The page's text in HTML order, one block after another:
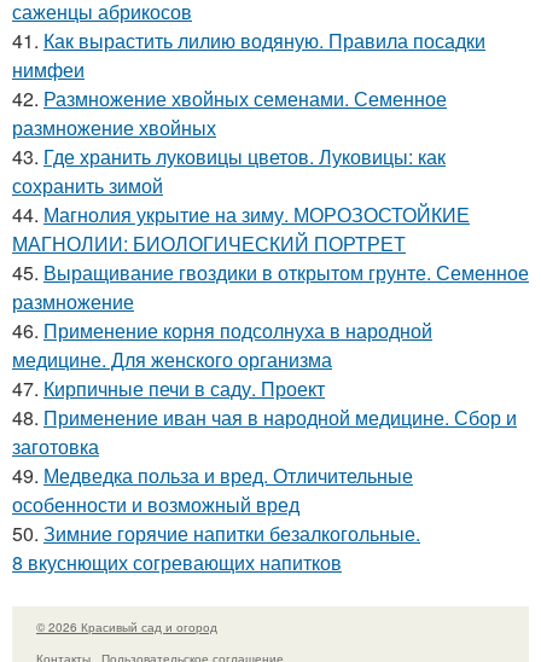
саженцы абрикосов
41. Как вырастить лилию водяную. Правила посадки
нимфеи
42. Размножение хвойных семенами. Семенное
размножение хвойных
43. Где хранить луковицы цветов. Луковицы: как
сохранить зимой
44. Магнолия укрытие на зиму. МОРОЗОСТОЙКИЕ
МАГНОЛИИ: БИОЛОГИЧЕСКИЙ ПОРТРЕТ
45. Выращивание гвоздики в открытом грунте. Семенное
размножение
46. Применение корня подсолнуха в народной
медицине. Для женского организма
47. Кирпичные печи в саду. Проект
48. Применение иван чая в народной медицине. Сбор и
заготовка
49. Медведка польза и вред. Отличительные
особенности и возможный вред
50. Зимние горячие напитки безалкогольные.
8 вкуснющих согревающих напитков
© 2026 Красивый сад и огород